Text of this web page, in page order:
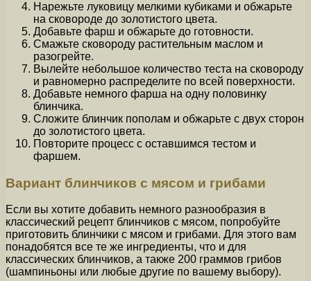
Нарежьте луковицу мелкими кубиками и обжарьте
на сковороде до золотистого цвета.
Добавьте фарш и обжарьте до готовности.
Смажьте сковороду растительным маслом и
разогрейте.
Вылейте небольшое количество теста на сковороду
и равномерно распределите по всей поверхности.
Добавьте немного фарша на одну половинку
блинчика.
Сложите блинчик пополам и обжарьте с двух сторон
до золотистого цвета.
Повторите процесс с оставшимся тестом и
фаршем.
Вариант блинчиков с мясом и грибами
Если вы хотите добавить немного разнообразия в
классический рецепт блинчиков с мясом, попробуйте
приготовить блинчики с мясом и грибами. Для этого вам
понадобятся все те же ингредиенты, что и для
классических блинчиков, а также 200 граммов грибов
(шампиньоны или любые другие по вашему выбору).